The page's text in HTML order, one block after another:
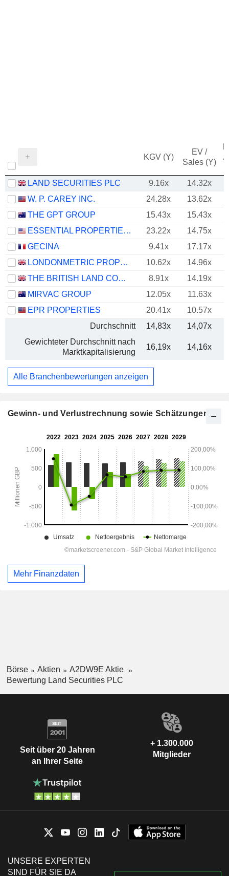
KGV (Y)
EV /
Sales (Y)
/
LAND SECURITIES PLC 9.16x 14.32x
W. P. CAREY INC.
24.28x 13.62x
THE GPT GROUP
15.43x 15.43x
ESSENTIAL PROPERTIES REALTY TRUST, INC.
23.22x 14.75x
GECINA
9.41x 17.17x
LONDONMETRIC PROPERTY PLC
10.62x 14.96x
THE BRITISH LAND COMPANY PLC
8.91x 14.19x
MIRVAC GROUP
12.05x 11.63x
EPR PROPERTIES
20.41x 10.57x
Durchschnitt
14,83x 14,07x
Gewichteter Durchschnitt nach
Marktkapitalisierung
16,19x 14,16x
Alle Branchenbewertungen anzeigen
Gewinn- und Verlustrechnung sowie Schätzungen
Mehr Finanzdaten
Börse Aktien
A2DW9E Aktie
Bewertung Land Securities PLC
Seit über 20 Jahren
an Ihrer Seite
+ 1.300.000
Mitglieder
UNSERE EXPERTEN
SIND FÜR SIE DA